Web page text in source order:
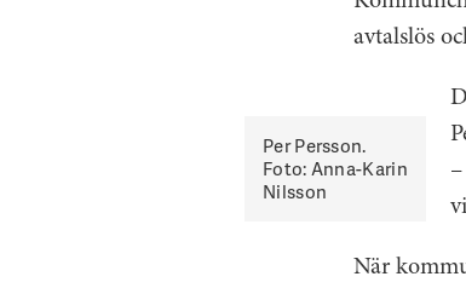
avtalslös
Per Persson.
Foto: Anna-Karin
Nilsson
När